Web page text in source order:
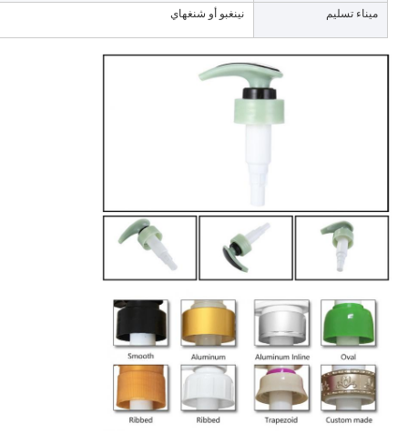
ميناء تسليم نينغبو أو شنغهاي